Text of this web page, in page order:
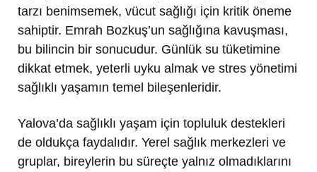
tarzı benimsemek, vücut sağlığı için kritik öneme
sahiptir. Emrah Bozkuş’un sağlığına kavuşması,
bu bilincin bir sonucudur. Günlük su tüketimine
dikkat etmek, yeterli uyku almak ve stres yönetimi
sağlıklı yaşamın temel bileşenleridir.
Yalova’da sağlıklı yaşam için topluluk destekleri
de oldukça faydalıdır. Yerel sağlık merkezleri ve
gruplar, bireylerin bu süreçte yalnız olmadıklarını